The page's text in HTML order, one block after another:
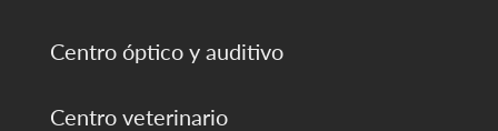
Centro óptico y auditivo
Centro veterinario